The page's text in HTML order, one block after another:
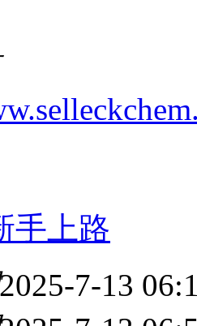
手上路
2025-7-13